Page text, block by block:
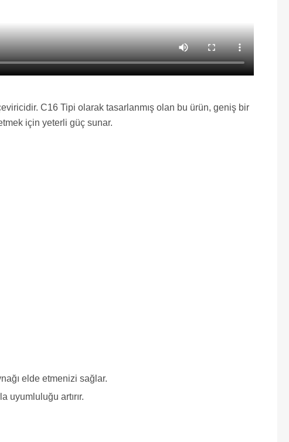
C16 Tipi olarak tasarlanmış olan bu ürün, geniş bir
için yeterli güç sunar.
elde etmenizi sağlar.
uyumluluğu artırır.